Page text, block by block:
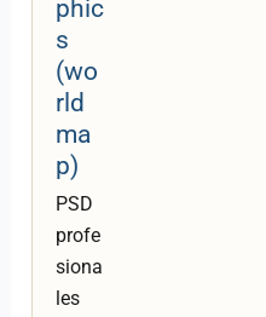
phic
s
(wo
rld
ma
p)
PSD
profe
siona
les